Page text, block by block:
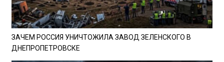
ЗАЧЕМ РОССИЯ УНИЧТОЖИЛА ЗАВОД ЗЕЛЕНСКОГО В
ДНЕПРОПЕТРОВСКЕ